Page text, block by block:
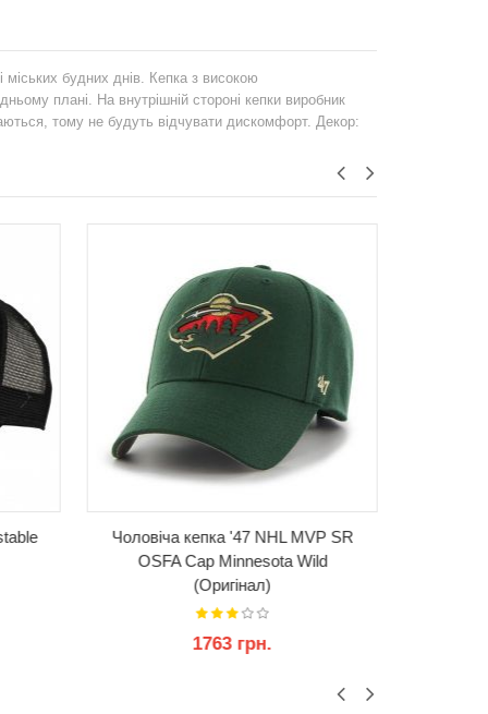
міських будних днів. Кепка з високою
плані. На внутрішній стороні кепки виробник
тому не будуть відчувати дискомфорт. Декор:
Чоловіча кепка '47 NHL MVP SR
OSFA Cap Minnesota Wild
(Оригінал)
1763 грн.